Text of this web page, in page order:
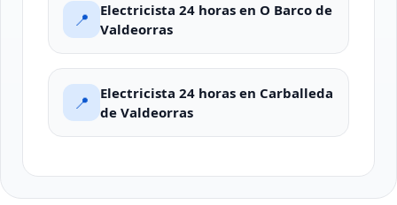
📍
Electricista 24 horas en O Barco de
Valdeorras
📍
Electricista 24 horas en Carballeda
de Valdeorras